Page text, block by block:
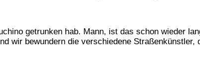
getrunken hab. Mann, ist das schon wieder
wir bewundern die verschiedene Straßenkünstler,